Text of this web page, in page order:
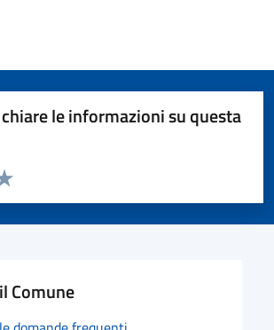
le informazioni su questa
la pagina
5 stelle su 5
4 stelle su 5
su 5
su 5
5
Comune